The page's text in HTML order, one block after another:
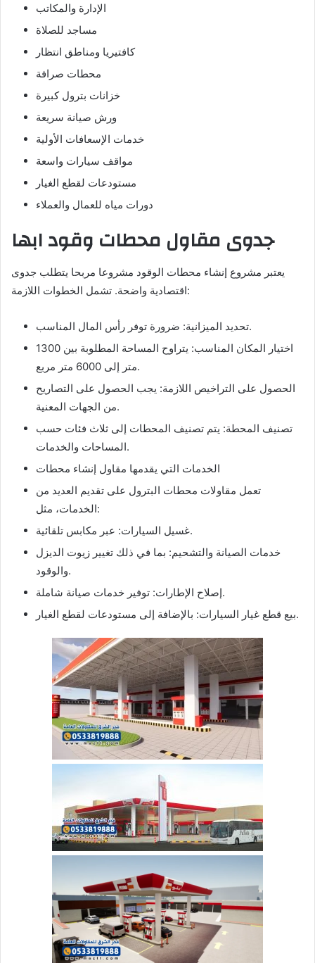
الإدارة والمكاتب
مساجد للصلاة
كافتيريا ومناطق انتظار
محطات صرافة
خزانات بترول كبيرة
ورش صيانة سريعة
خدمات الإسعافات الأولية
مواقف سيارات واسعة
مستودعات لقطع الغيار
دورات مياه للعمال والعملاء
جدوى مقاول محطات وقود ابها
يعتبر مشروع إنشاء محطات الوقود مشروعا مربحا يتطلب جدوى
اقتصادية واضحة. تشمل الخطوات اللازمة:
تحديد الميزانية: ضرورة توفر رأس المال المناسب.
اختيار المكان المناسب: يتراوح المساحة المطلوبة بين 1300
متر إلى 6000 متر مربع.
الحصول على التراخيص اللازمة: يجب الحصول على التصاريح
من الجهات المعنية.
تصنيف المحطة: يتم تصنيف المحطات إلى ثلاث فئات حسب
المساحات والخدمات.
الخدمات التي يقدمها مقاول إنشاء محطات
تعمل مقاولات محطات البترول على تقديم العديد من
الخدمات، مثل:
غسيل السيارات: عبر مكابس تلقائية.
خدمات الصيانة والتشحيم: بما في ذلك تغيير زيوت الديزل
والوقود.
إصلاح الإطارات: توفير خدمات صيانة شاملة.
بيع قطع غيار السيارات: بالإضافة إلى مستودعات لقطع الغيار.